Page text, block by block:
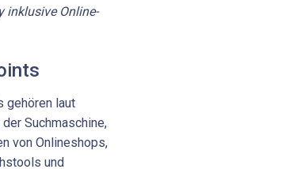
inklusive Online-
gehören laut
Suchmaschine,
von Onlineshops,
und